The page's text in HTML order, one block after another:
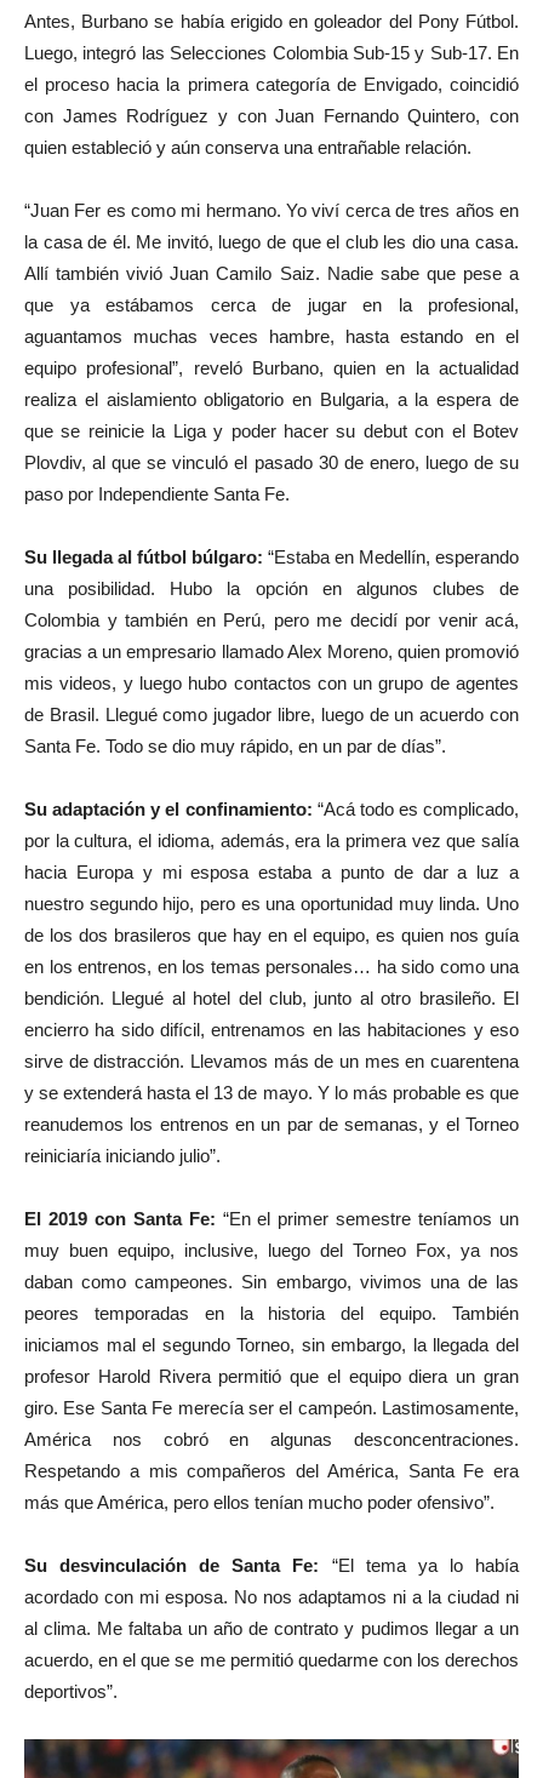
Antes, Burbano se había erigido en goleador del Pony Fútbol.
Luego, integró las Selecciones Colombia Sub-15 y Sub-17. En
el proceso hacia la primera categoría de Envigado, coincidió
con James Rodríguez y con Juan Fernando Quintero, con
quien estableció y aún conserva una entrañable relación.
“Juan Fer es como mi hermano. Yo viví cerca de tres años en
la casa de él. Me invitó, luego de que el club les dio una casa.
Allí también vivió Juan Camilo Saiz. Nadie sabe que pese a
que ya estábamos cerca de jugar en la profesional,
aguantamos muchas veces hambre, hasta estando en el
equipo profesional”, reveló Burbano, quien en la actualidad
realiza el aislamiento obligatorio en Bulgaria, a la espera de
que se reinicie la Liga y poder hacer su debut con el Botev
Plovdiv, al que se vinculó el pasado 30 de enero, luego de su
paso por Independiente Santa Fe.
Su llegada al fútbol búlgaro: “Estaba en Medellín, esperando
una posibilidad. Hubo la opción en algunos clubes de
Colombia y también en Perú, pero me decidí por venir acá,
gracias a un empresario llamado Alex Moreno, quien promovió
mis videos, y luego hubo contactos con un grupo de agentes
de Brasil. Llegué como jugador libre, luego de un acuerdo con
Santa Fe. Todo se dio muy rápido, en un par de días”.
Su adaptación y el confinamiento: “Acá todo es complicado,
por la cultura, el idioma, además, era la primera vez que salía
hacia Europa y mi esposa estaba a punto de dar a luz a
nuestro segundo hijo, pero es una oportunidad muy linda. Uno
de los dos brasileros que hay en el equipo, es quien nos guía
en los entrenos, en los temas personales… ha sido como una
bendición. Llegué al hotel del club, junto al otro brasileño. El
encierro ha sido difícil, entrenamos en las habitaciones y eso
sirve de distracción. Llevamos más de un mes en cuarentena
y se extenderá hasta el 13 de mayo. Y lo más probable es que
reanudemos los entrenos en un par de semanas, y el Torneo
reiniciaría iniciando julio”.
El 2019 con Santa Fe: “En el primer semestre teníamos un
muy buen equipo, inclusive, luego del Torneo Fox, ya nos
daban como campeones. Sin embargo, vivimos una de las
peores temporadas en la historia del equipo. También
iniciamos mal el segundo Torneo, sin embargo, la llegada del
profesor Harold Rivera permitió que el equipo diera un gran
giro. Ese Santa Fe merecía ser el campeón. Lastimosamente,
América nos cobró en algunas desconcentraciones.
Respetando a mis compañeros del América, Santa Fe era
más que América, pero ellos tenían mucho poder ofensivo”.
Su desvinculación de Santa Fe: “El tema ya lo había
acordado con mi esposa. No nos adaptamos ni a la ciudad ni
al clima. Me faltaba un año de contrato y pudimos llegar a un
acuerdo, en el que se me permitió quedarme con los derechos
deportivos”.